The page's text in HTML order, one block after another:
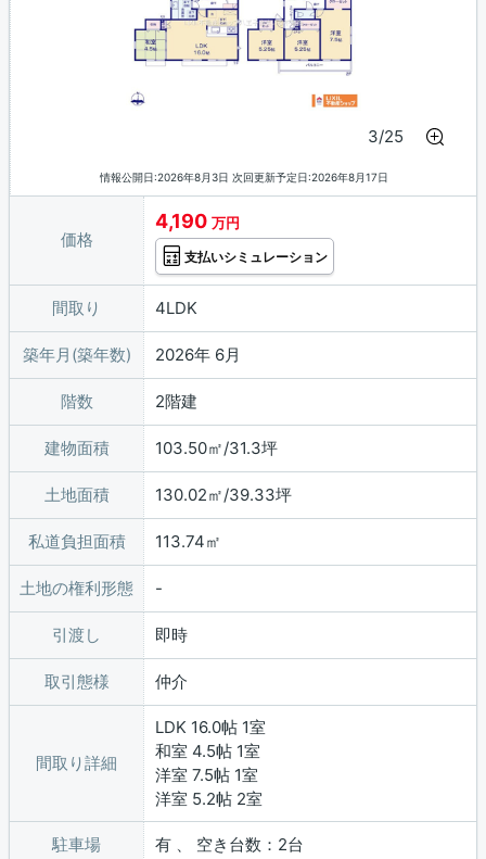
3/25
情報公開日:2026年8月3日 次回更新予定日:2026年8月17日
価格
4,190 万円
支払いシミュレーション
間取り 4LDK
築年月(築年数) 2026年 6月
階数 2階建
建物面積 103.50㎡/31.3坪
土地面積 130.02㎡/39.33坪
私道負担面積 113.74㎡
土地の権利形態
引渡し 即時
取引態様 仲介
間取り詳細
LDK 16.0帖 1室
和室 4.5帖 1室
洋室 7.5帖 1室
洋室 5.2帖 2室
駐車場 有 、 空き台数：2台